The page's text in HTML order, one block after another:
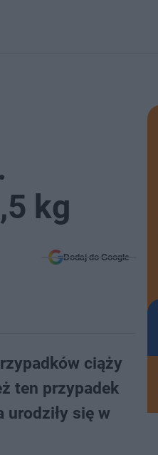
kg
Dodaj do Google
ciąży
ten przypadek
się w